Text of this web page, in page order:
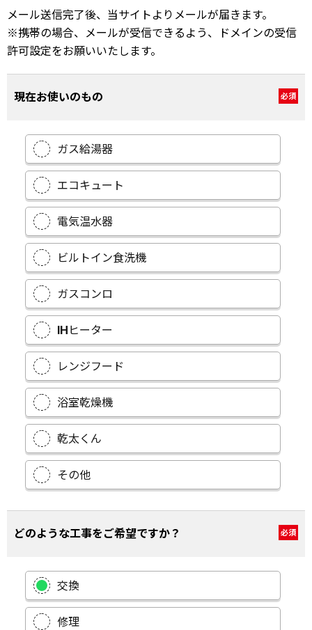
メール送信完了後、当サイトよりメールが届きます。
※携帯の場合、メールが受信できるよう、ドメインの受信
許可設定をお願いいたします。
現在お使いのもの 必須
ガス給湯器
エコキュート
電気温水器
ビルトイン食洗機
ガスコンロ
IHヒーター
レンジフード
浴室乾燥機
乾太くん
その他
どのような工事をご希望ですか？ 必須
交換
修理